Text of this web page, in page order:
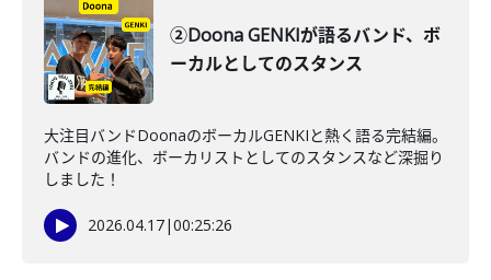
②Doona GENKIが語るバンド、ボ
ーカルとしてのスタンス
大注目バンドDoonaのボーカルGENKIと熱く語る完結編。
バンドの進化、ボーカリストとしてのスタンスなど深掘り
しました！
2026.04.17|00:25:26